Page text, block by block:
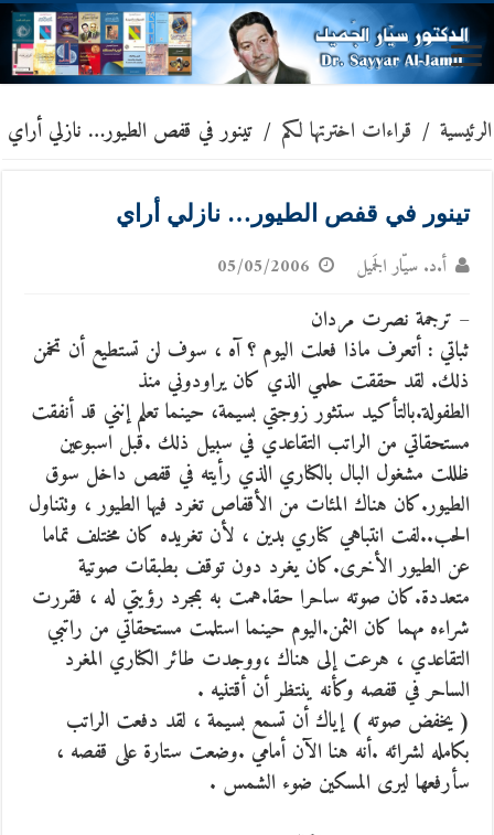
الرئيسية / قراءات اخترتها لكم / تينور في قفص الطيور… نازلي أراي
تينور في قفص الطيور… نازلي أراي
أ.د. سيّار الجَميل 05/05/2006
– ترجمة نصرت مردان
ثباتي : أتعرف ماذا فعلت اليوم ؟ آه ، سوف لن تستطيع أن تخمن
ذلك. لقد حققت حلمي الذي كان يراودوني منذ
الطفولة.بالتأكيد ستثور زوجتي بسيمة، حينما تعلم إنني قد أنفقت
مستحقاتي من الراتب التقاعدي في سبيل ذلك .قبل اسبوعين
ظللت مشغول البال بالكناري الذي رأيته في قفص داخل سوق
الطيور.كان هناك المئات من الأقفاص تغرد فيها الطيور ، وتتناول
الحب..لفت انتباهي كناري بدين ، لأن تغريده كان مختلف تماما
عن الطيور الأخرى.كان يغرد دون توقف بطبقات صوتية
متعددة.كان صوته ساحرا حقا.همت به بمجرد رؤيتي له ، فقررت
شراءه مهما كان الثمن.اليوم حينما استلمت مستحقاتي من راتبي
التقاعدي ، هرعت إلى هناك ،ووجدت طائر الكناري المغرد
الساحر في قفصه وكأنه ينتظر أن أقتنيه .
( يخفض صوته ) إياك أن تسمع بسيمة ، لقد دفعت الراتب
بكامله لشرائه .أنه هنا الآن أمامي .وضعت ستارة على قفصه ،
سأرفعها ليرى المسكين ضوء الشمس .